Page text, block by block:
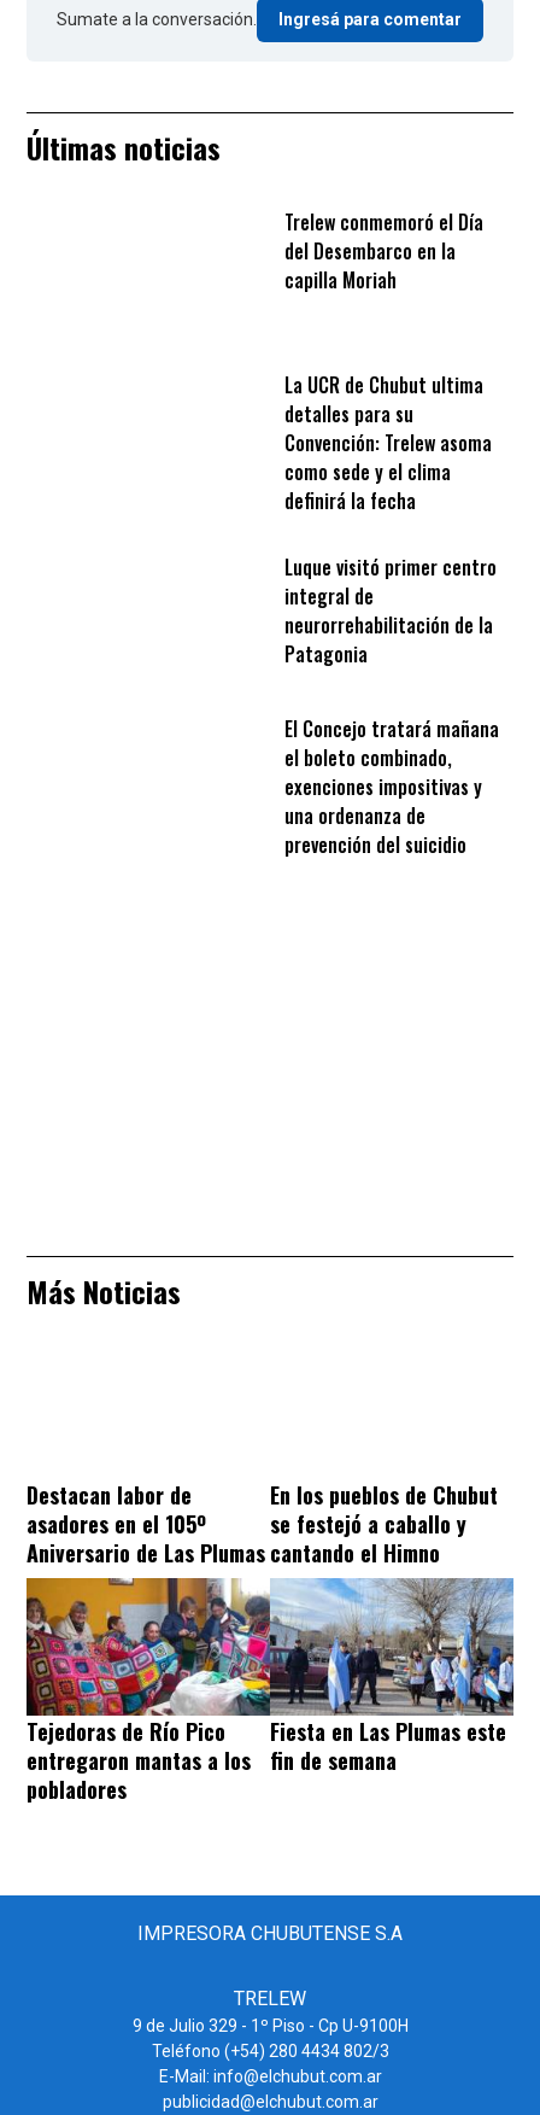
Sumate a la conversación. Ingresá para comentar
Últimas noticias
Trelew conmemoró el Día
del Desembarco en la
capilla Moriah
La UCR de Chubut ultima
detalles para su
Convención: Trelew asoma
como sede y el clima
definirá la fecha
Luque visitó primer centro
integral de
neurorrehabilitación de la
Patagonia
El Concejo tratará mañana
el boleto combinado,
exenciones impositivas y
una ordenanza de
prevención del suicidio
Más Noticias
Destacan labor de
asadores en el 105º
Aniversario de Las Plumas
En los pueblos de Chubut
se festejó a caballo y
cantando el Himno
Tejedoras de Río Pico
entregaron mantas a los
pobladores
Fiesta en Las Plumas este
fin de semana
IMPRESORA CHUBUTENSE S.A
TRELEW
9 de Julio 329 - 1º Piso - Cp U-9100H
Teléfono (+54) 280 4434 802/3
E-Mail: info@elchubut.com.ar
publicidad@elchubut.com.ar